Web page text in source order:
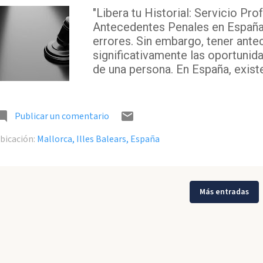
"Libera tu Historial: Servicio
Antecedentes Penales en
errores. Sin embargo, tener
significativamente las
de una persona. En España,
antecedentes penales?** Los
convertirse en un obstáculo
tener que enfrentarte
ese estigma, sino también abrir
laborales y personales. ---
Publicar un comentario
Mallorca, Illes Balears, España
Más entradas